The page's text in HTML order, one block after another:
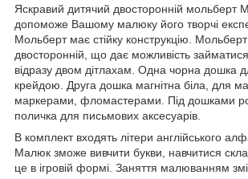
Яскравий дитячий двосторонній мольберт
допоможе Вашому малюку його творчі
Мольберт має стійку конструкцію.
двосторонній, що дає можливість займатися
відразу двом дітлахам. Одна чорна дошка
крейдою. Друга дошка магнітна біла, для
маркерами, фломастерами. Під дошками
поличка для письмових аксесуарів.
В комплект входять літери англійського
Малюк зможе вивчити букви, навчитися
це в ігровій формі. Заняття малюванням